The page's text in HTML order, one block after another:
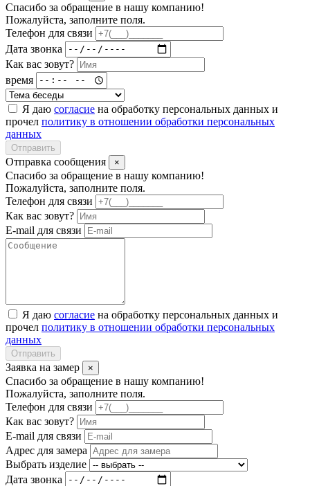
Спасибо за обращение в нашу компанию!
Пожалуйста, заполните поля.
Телефон для связи
Дата звонка
Как вас зовут?
время
Я даю согласие на обработку персональных данных и
прочел политику в отношении обработки персональных
данных
Отправить
Отправка сообщения ×
Спасибо за обращение в нашу компанию!
Пожалуйста, заполните поля.
Телефон для связи
Как вас зовут?
E-mail для связи
Я даю согласие на обработку персональных данных и
прочел политику в отношении обработки персональных
данных
Отправить
Заявка на замер ×
Спасибо за обращение в нашу компанию!
Пожалуйста, заполните поля.
Телефон для связи
Как вас зовут?
E-mail для связи
Адрес для замера
Выбрать изделие
Дата звонка